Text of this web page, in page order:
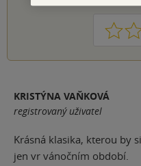
1 2 3
KRISTÝNA VAŇKOVÁ
registrovaný uživatel
Krásná klasika, kterou by
jen vr vánočním období.